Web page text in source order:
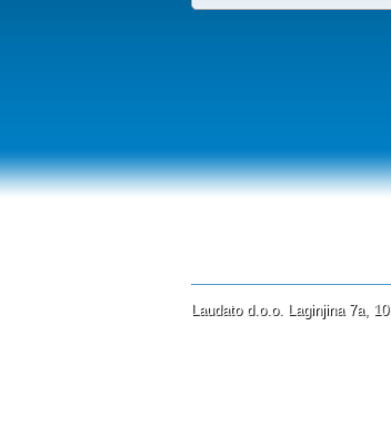
Laudato d.o.o. Laginjina 7a,